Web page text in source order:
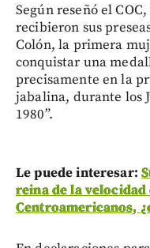
Según reseñó el
recibieron sus
Colón, la primera
conquistar una
precisamente en la
jabalina, durante los
1980”.
Le puede interesar:
reina de la velocidad
Centroamericanos,